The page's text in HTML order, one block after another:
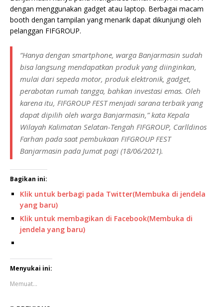
dengan menggunakan gadget atau laptop. Berbagai macam
booth dengan tampilan yang menarik dapat dikunjungi oleh
pelanggan FIFGROUP.
“Hanya dengan smartphone, warga Banjarmasin sudah
bisa langsung mendapatkan produk yang diinginkan,
mulai dari sepeda motor, produk elektronik, gadget,
perabotan rumah tangga, bahkan investasi emas. Oleh
karena itu, FIFGROUP FEST menjadi sarana terbaik yang
dapat dipilih oleh warga Banjarmasin,” kata Kepala
Wilayah Kalimatan Selatan-Tengah FIFGROUP, Carlldinos
Farhan pada saat pembukaan FIFGROUP FEST
Banjarmasin pada Jumat pagi (18/06/2021).
Bagikan ini:
Klik untuk berbagi pada Twitter(Membuka di jendela
yang baru)
Klik untuk membagikan di Facebook(Membuka di
jendela yang baru)
Menyukai ini:
Memuat...